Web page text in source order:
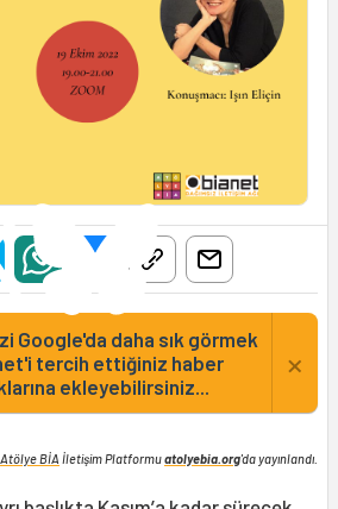
Google'da daha sık görmek
tercih ettiğiniz haber
ekleyebilirsiniz...
×
Atölye BİA İletişim Platformuatolyebia.org'da yayınlandı.